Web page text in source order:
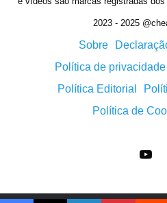
2023 - 2025
Sobre
Política de privacidade
Política Editorial
Política de